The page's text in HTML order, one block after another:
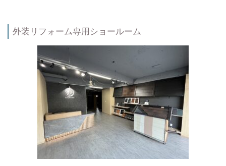
外装リフォーム専用ショールーム